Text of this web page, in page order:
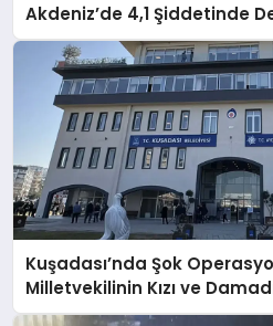
Akdeniz’de 4,1 Şiddetinde
Kuşadası’nda Şok
Milletvekilinin Kızı ve